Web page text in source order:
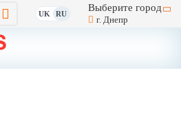
UK RU
Выберите город
г. Днепр